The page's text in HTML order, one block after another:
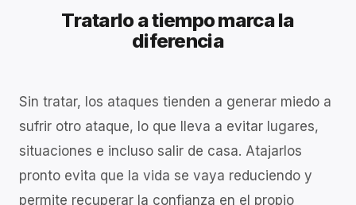
Tratarlo a tiempo marca la
diferencia
Sin tratar, los ataques tienden a generar miedo a
sufrir otro ataque, lo que lleva a evitar lugares,
situaciones e incluso salir de casa. Atajarlos
pronto evita que la vida se vaya reduciendo y
permite recuperar la confianza en el propio